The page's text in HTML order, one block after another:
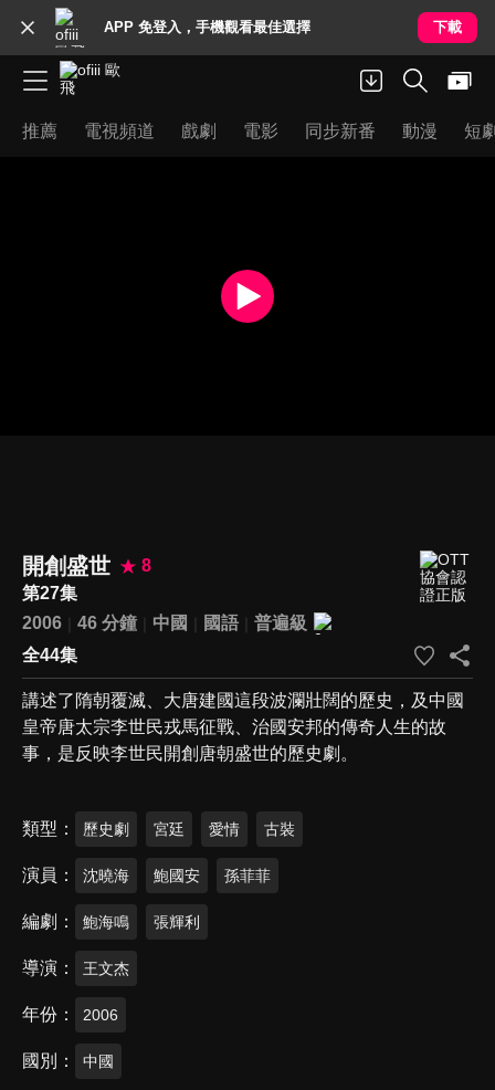
APP 免登入，手機觀看最佳選擇 下載
推薦 電視頻道 戲劇 電影 同步新番 動漫 短
開創盛世
8
第27集
2006
46 分鐘 中國 國語
普遍級
全44集
講述了隋朝覆滅、大唐建國這段波瀾壯闊的歷史，及中國
皇帝唐太宗李世民戎馬征戰、治國安邦的傳奇人生的故
事，是反映李世民開創唐朝盛世的歷史劇。
類型 歷史劇 宮廷 愛情 古裝
演員 沈曉海 鮑國安 孫菲菲
編劇 鮑海鳴 張輝利
導演 王文杰
年份 2006
國別 中國